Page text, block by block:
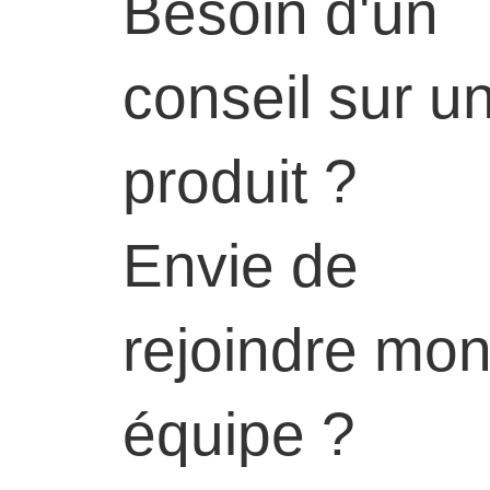
conseil sur
produit ?
Envie de
rejoindre
équipe ?